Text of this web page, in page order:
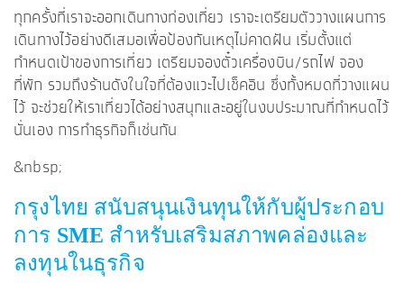
คำนวณสินเชื่อเบื้องต้น
ค้นหาจุดบริการ
FOLLOW USKrungthai SME​
ทุกครั้งที่เราจะออกเดินทางท่องเที่ยว เราจะเตรียมตัววางแผนการ
เดินทางไว้อย่างดีเสมอเพื่อป้องกันเหตุไม่คาดฝัน เริ่มตั้งแต่
กำหนดเป้าของการเที่ยว เตรียมจองตั๋วเครื่องบิน/รถไฟ จอง
ที่พัก รวมถึงร้านดังในใจที่ต้องแวะไปเช็คอิน ซึ่งทั้งหมดที่วางแผน
ไว้ จะช่วยให้เราเที่ยวได้อย่างสนุกและอยู่ในงบประมาณที่กำหนดไว้
นั่นเอง การทำธุรกิจก็เช่นกัน
&nbsp;
กรุงไทย สนับสนุนเงินทุนให้กับผู้ประกอบ
การ SME สำหรับเสริมสภาพคล่องและ
ลงทุนในธุรกิจ